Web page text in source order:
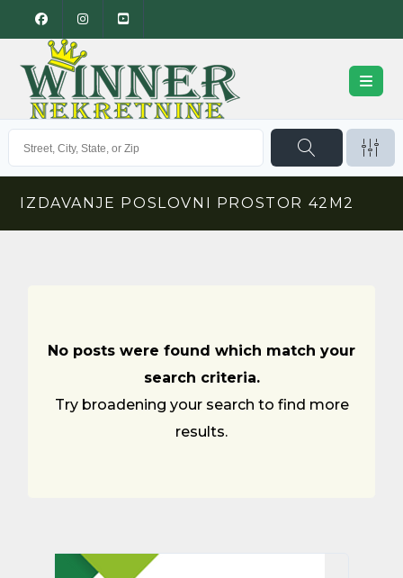
IZDAVANJE POSLOVNI PROSTOR 42M2
No posts were found which match your
search criteria.
Try broadening your search to find more
results.